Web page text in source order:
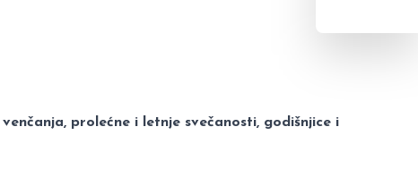
venčanja, prolećne i letnje svečanosti, godišnjice i